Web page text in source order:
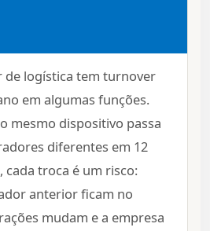
de logística tem turnover
em algumas funções.
mesmo dispositivo passa
diferentes em 12
cada troca é um risco:
anterior ficam no
mudam e a empresa